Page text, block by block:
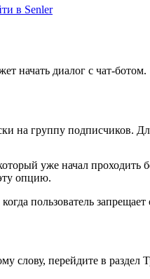
в Senler
начать диалог с чат-ботом.
на группу подписчиков.
уже начал проходить
опцию.
пользователь
слову, перейдите в раздел